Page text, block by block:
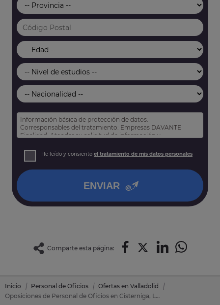
Información básica de protección de datos:
Corresponsables del tratamiento: Empresas DAVANTE
Finalidad: Atender su solicitud de información y
Derechos: Puede acceder, rectificar y suprimir sus datos,
así como otros derechos tal y como se explica en nuestra
He leído y consiento el tratamiento de mis datos personales
ENVIAR
Comparte esta página:
Inicio Personal de Oficios
Ofertas en Valladolid
Oposiciones de Personal de Oficios en Cisterniga, La (Valladolid)